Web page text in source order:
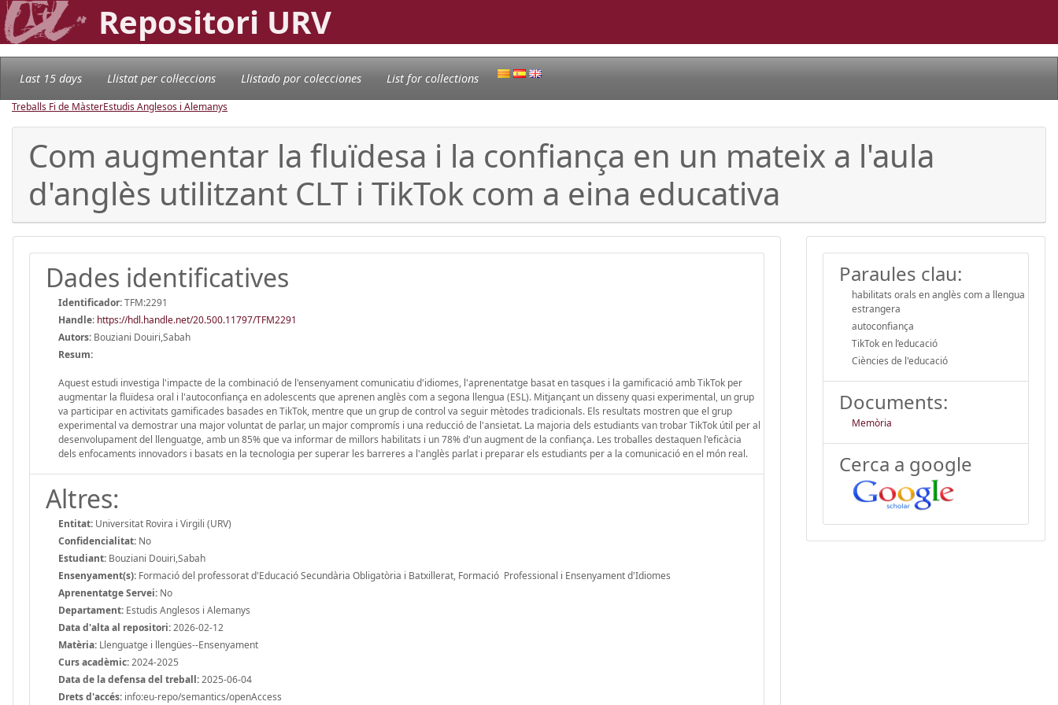
Repositori URV
Last 15 days Llistat per col·leccions Llistado por colecciones List for collections
Treballs Fi de MàsterEstudis Anglesos i Alemanys
Com augmentar la fluïdesa i la confiança en un mateix a l'aula
d'anglès utilitzant CLT i TikTok com a eina educativa
Dades identificatives
Identificador:TFM:2291
Handle: https://hdl.handle.net/20.500.11797/TFM2291
Autors: Bouziani Douiri,Sabah
Resum:
Aquest estudi investiga l'impacte de la combinació de l'ensenyament comunicatiu d'idiomes, l'aprenentatge basat en tasques i la gamificació amb TikTok per
augmentar la fluïdesa oral i l'autoconfiança en adolescents que aprenen anglès com a segona llengua (ESL). Mitjançant un disseny quasi experimental, un grup
va participar en activitats gamificades basades en TikTok, mentre que un grup de control va seguir mètodes tradicionals. Els resultats mostren que el grup
experimental va demostrar una major voluntat de parlar, un major compromís i una reducció de l'ansietat. La majoria dels estudiants van trobar TikTok útil per al
desenvolupament del llenguatge, amb un 85% que va informar de millors habilitats i un 78% d'un augment de la confiança. Les troballes destaquen l'eficàcia
dels enfocaments innovadors i basats en la tecnologia per superar les barreres a l'anglès parlat i preparar els estudiants per a la comunicació en el món real.
Altres:
Entitat: Universitat Rovira i Virgili (URV)
Confidencialitat: No
Estudiant: Bouziani Douiri,Sabah
Ensenyament(s): Formació del professorat d'Educació Secundària Obligatòria i Batxillerat, Formació Professional i Ensenyament d'Idiomes
Aprenentatge Servei: No
Departament: Estudis Anglesos i Alemanys
Data d'alta al repositori:2026-02-12
Matèria: Llenguatge i llengües--Ensenyament
Curs acadèmic:2024-2025
Data de la defensa del treball:2025-06-04
Drets d'accés: info:eu-repo/semantics/openAccess
Paraules clau:
habilitats orals en anglès com a llengua
estrangera
autoconfiança
TikTok en l’educació
Ciències de l'educació
Documents:
Memòria
Cerca a google